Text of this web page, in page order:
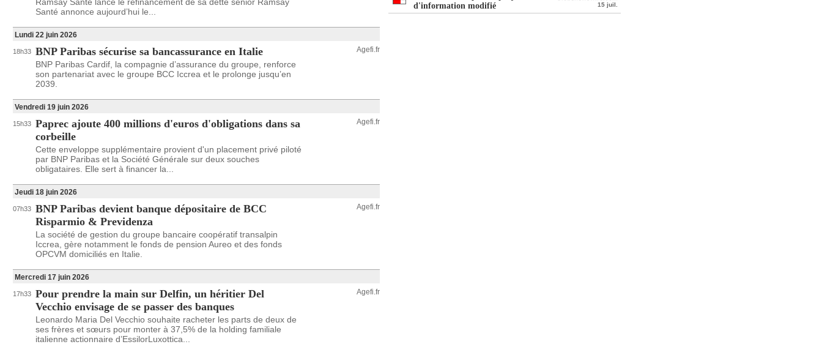
Santé annonce aujourd’hui le...
Lundi 22 juin 2026
18h33 BNP Paribas sécurise sa bancassurance en Italie
BNP Paribas Cardif, la compagnie d’assurance du groupe, renforce
son partenariat avec le groupe BCC Iccrea et le prolonge jusqu’en
2039.
Agefi.fr
Vendredi 19 juin 2026
15h33 Paprec ajoute 400 millions d'euros d'obligations dans sa
corbeille
Cette enveloppe supplémentaire provient d'un placement privé piloté
par BNP Paribas et la Société Générale sur deux souches
obligataires. Elle sert à financer la...
Agefi.fr
Jeudi 18 juin 2026
07h33 BNP Paribas devient banque dépositaire de BCC
Risparmio & Previdenza
La société de gestion du groupe bancaire coopératif transalpin
Iccrea, gère notamment le fonds de pension Aureo et des fonds
OPCVM domiciliés en Italie.
Agefi.fr
Mercredi 17 juin 2026
17h33 Pour prendre la main sur Delfin, un héritier Del
Vecchio envisage de se passer des banques
Leonardo Maria Del Vecchio souhaite racheter les parts de deux de
ses frères et sœurs pour monter à 37,5% de la holding familiale
italienne actionnaire d’EssilorLuxottica...
Agefi.fr
d'information modifié
15 juil.